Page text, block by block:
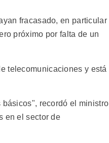
fracasado, en particular
próximo por falta de un
telecomunicaciones y está
recordó el ministro
en el sector de